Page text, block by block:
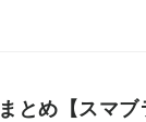
とめ【スマブ